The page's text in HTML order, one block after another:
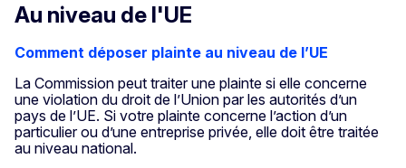
Au niveau de l'UE
Comment déposer plainte au niveau de l’UE
La Commission peut traiter une plainte si elle concerne
une violation du droit de l’Union par les autorités d’un
pays de l’UE. Si votre plainte concerne l’action d’un
particulier ou d’une entreprise privée, elle doit être traitée
au niveau national.